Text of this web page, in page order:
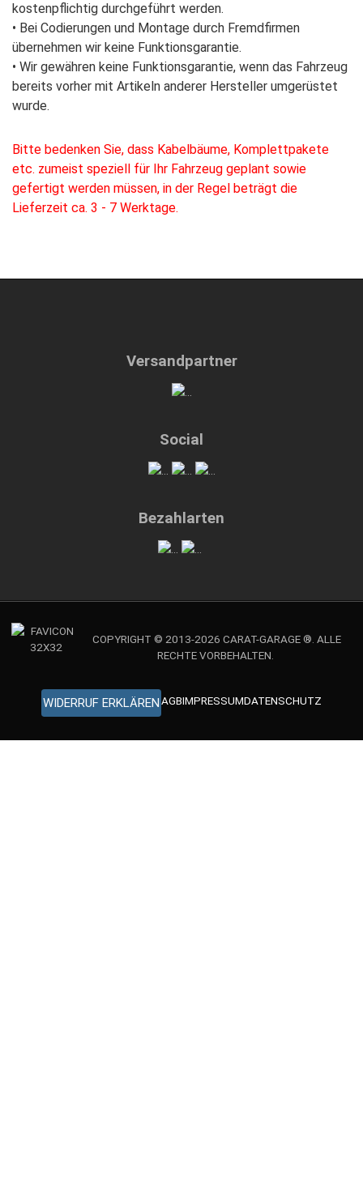
kostenpflichtig durchgeführt werden.
• Bei Codierungen und Montage durch Fremdfirmen
übernehmen wir keine Funktionsgarantie.
• Wir gewähren keine Funktionsgarantie, wenn das Fahrzeug
bereits vorher mit Artikeln anderer Hersteller umgerüstet
wurde.
Bitte bedenken Sie, dass Kabelbäume, Komplettpakete
etc. zumeist speziell für Ihr Fahrzeug geplant sowie
gefertigt werden müssen, in der Regel beträgt die
Lieferzeit ca. 3 - 7 Werktage.
Versandpartner
Social
Bezahlarten
COPYRIGHT © 2013-2026 CARAT-GARAGE ®. ALLE
RECHTE VORBEHALTEN.
WIDERRUF ERKLÄRENAGBIMPRESSUMDATENSCHUTZ